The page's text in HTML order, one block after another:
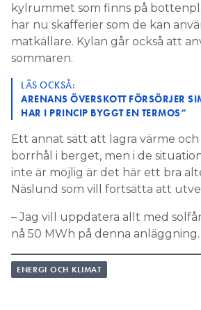
kylrummet som finns på
har nu skafferier som de kan
matkällare. Kylan går också att
sommaren.
LÄS OCKSÅ:
ARENANS ÖVERSKOTT FÖRSÖRJER
HAR I PRINCIP BYGGT EN TERMOS”
Ett annat sätt att lagra värme och
borrhål i berget, men i de
inte är möjlig är det här ett bra
Näslund som vill fortsätta att
– Jag vill uppdatera allt med
nå 50 MWh på denna anläggning.
ENERGI OCH KLIMAT